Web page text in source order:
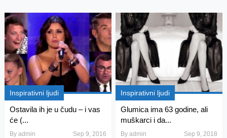
Inspirativni ljudi
Ostavila ih je u čudu – i vas
će (...
By admin Sep 9, 2016
Inspirativni ljudi
Glumica ima 63 godine, ali
muškarci i da...
Byadmin Sep 9, 2018